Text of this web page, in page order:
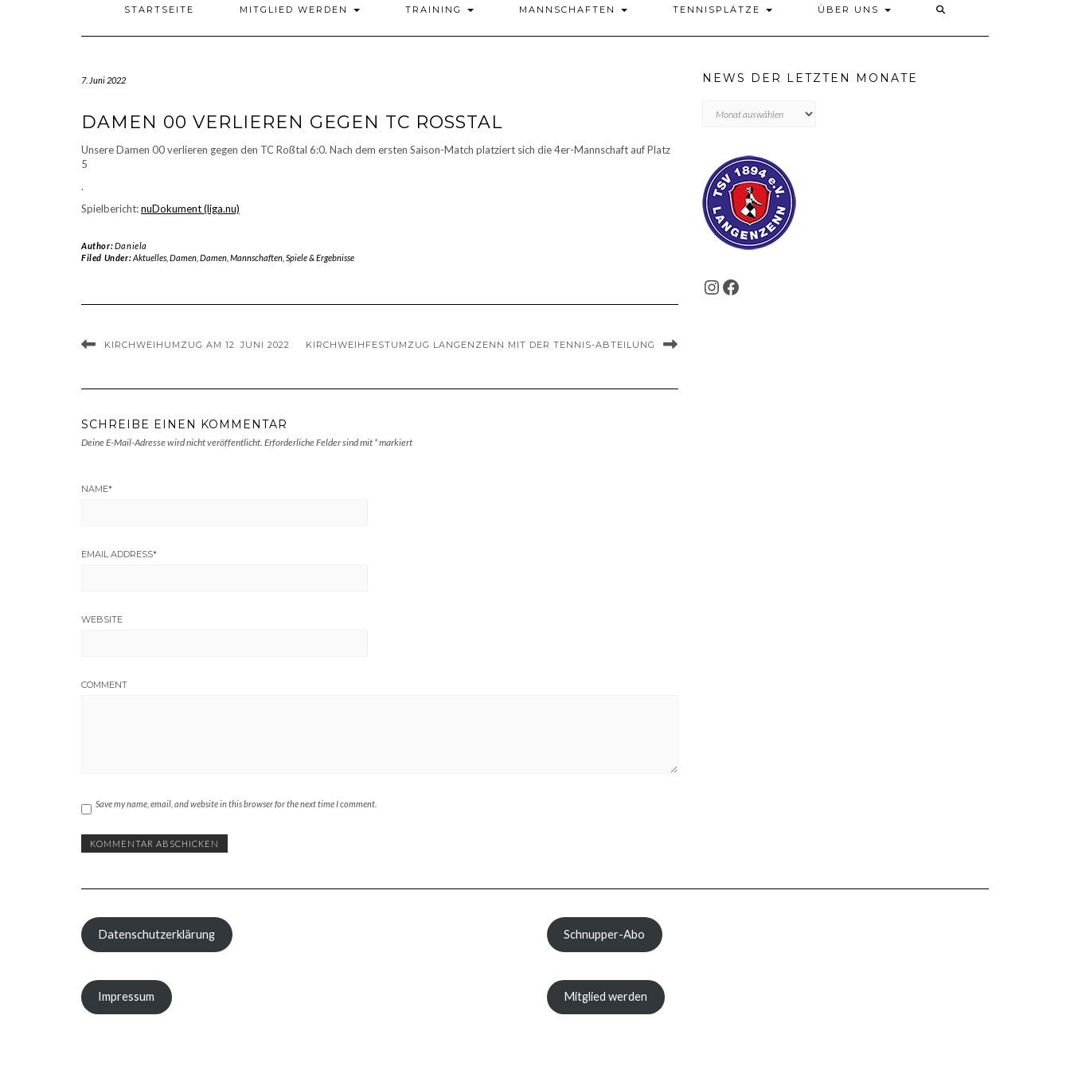
STARTSEITE MITGLIED WERDEN TRAINING MANNSCHAFTEN TENNISPLÄTZE ÜBER UNS
7. Juni 2022
DAMEN 00 VERLIEREN GEGEN TC ROSSTAL
Unsere Damen 00 verlieren gegen den TC Roßtal 6:0. Nach dem ersten Saison-Match platziert sich die 4er-Mannschaft auf Platz
5
.
Spielbericht:nuDokument (liga.nu)
Author:Daniela
Filed Under:Aktuelles, Damen, Damen, Mannschaften, Spiele & Ergebnisse
KIRCHWEIHUMZUG AM 12. JUNI 2022 KIRCHWEIHFESTUMZUG LANGENZENN MIT DER TENNIS-ABTEILUNG
SCHREIBE EINEN KOMMENTAR
Deine E-Mail-Adresse wird nicht veröffentlicht. Erforderliche Felder sind mit *markiert
NAME*
EMAIL ADDRESS*
WEBSITE
COMMENT
Save my name, email, and website in this browser for the next time I comment.
NEWS DER LETZTEN MONATE
der
INSTAGRAM
FACEBOOK
Datenschutzerklärung
Impressum
Schnupper-Abo
Mitglied werden